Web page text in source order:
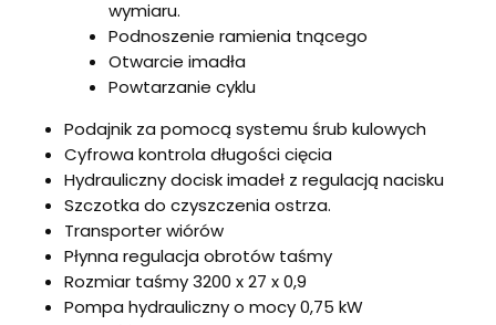
wymiaru.
Podnoszenie ramienia tnącego
Otwarcie imadła
Powtarzanie cyklu
Podajnik za pomocą systemu śrub kulowych
Cyfrowa kontrola długości cięcia
Hydrauliczny docisk imadeł z regulacją nacisku
Szczotka do czyszczenia ostrza.
Transporter wiórów
Płynna regulacja obrotów taśmy
Rozmiar taśmy 3200 x 27 x 0,9
Pompa hydrauliczny o mocy 0,75 kW